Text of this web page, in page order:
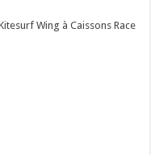
Wing à Caissons Race